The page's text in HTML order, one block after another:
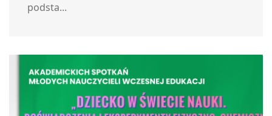
podsta...